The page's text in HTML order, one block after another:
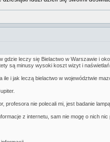
gdzie leczy się Bielactwo w Warszawie i
są minusy wysoki koszt wizyt i
i jak leczą bielactwo w województwie
profesora nie polecali mi, jest badanie
z internetu, sam nie mogę o nich nic